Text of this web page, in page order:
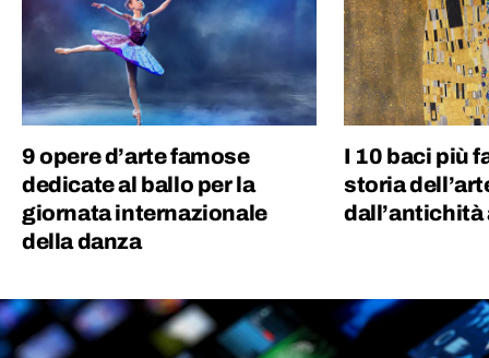
9 opere d’arte famose
dedicate al ballo per la
giornata internazionale
della danza
I 10 baci più
storia
dall’antichità